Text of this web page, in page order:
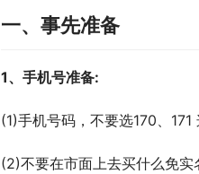
一、事先准备
1、手机号准备:
(1)手机号码，不要选170、
(2)不要在市面上去买什么免